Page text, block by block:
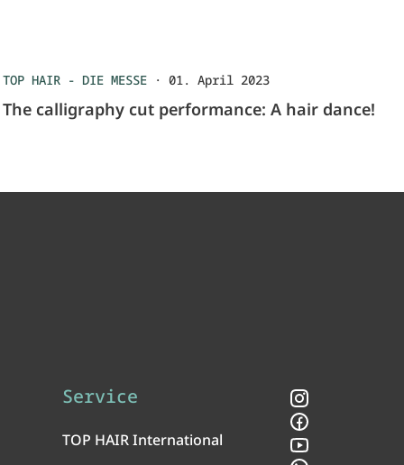
TOP HAIR - DIE MESSE· 01. April 2023
The calligraphy cut performance: A hair dance!
Service
TOP HAIR International